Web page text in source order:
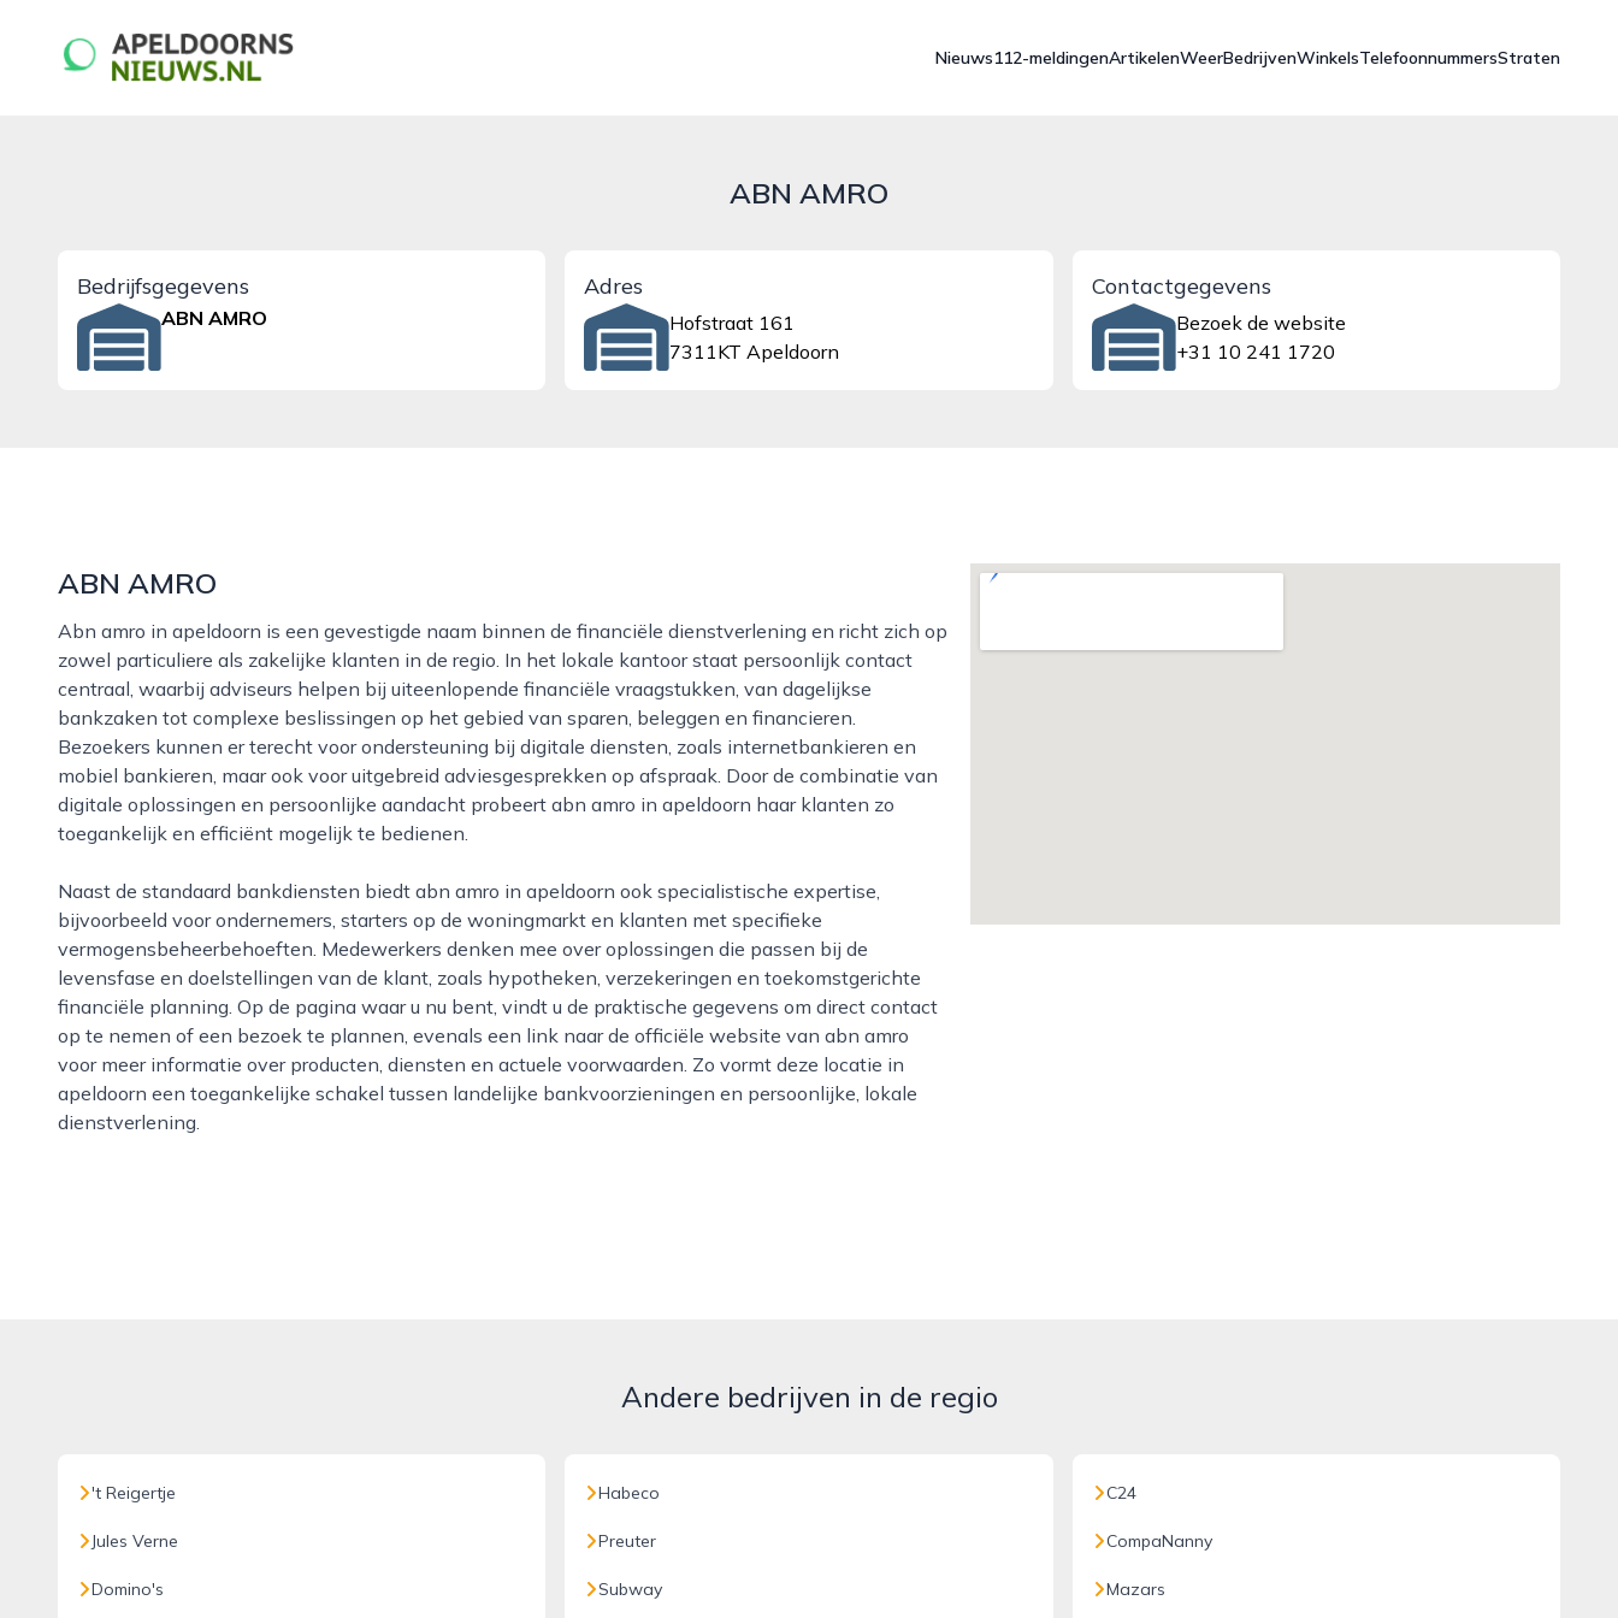
apeldoornsnieuws.nl
Nieuws112-meldingenArtikelenWeerBedrijvenWinkelsTelefoonnummersStraten
ABN AMRO
Bedrijfsgegevens
ABN AMRO
Adres
Hofstraat 161
7311KT Apeldoorn
Contactgegevens
Bezoek de website
+31 10 241 1720
ABN AMRO
Abn amro in apeldoorn is een gevestigde naam binnen de financiële dienstverlening en richt zich op
zowel particuliere als zakelijke klanten in de regio. In het lokale kantoor staat persoonlijk contact
centraal, waarbij adviseurs helpen bij uiteenlopende financiële vraagstukken, van dagelijkse
bankzaken tot complexe beslissingen op het gebied van sparen, beleggen en financieren.
Bezoekers kunnen er terecht voor ondersteuning bij digitale diensten, zoals internetbankieren en
mobiel bankieren, maar ook voor uitgebreid adviesgesprekken op afspraak. Door de combinatie van
digitale oplossingen en persoonlijke aandacht probeert abn amro in apeldoorn haar klanten zo
toegankelijk en efficiënt mogelijk te bedienen.
Naast de standaard bankdiensten biedt abn amro in apeldoorn ook specialistische expertise,
bijvoorbeeld voor ondernemers, starters op de woningmarkt en klanten met specifieke
vermogensbeheerbehoeften. Medewerkers denken mee over oplossingen die passen bij de
levensfase en doelstellingen van de klant, zoals hypotheken, verzekeringen en toekomstgerichte
financiële planning. Op de pagina waar u nu bent, vindt u de praktische gegevens om direct contact
op te nemen of een bezoek te plannen, evenals een link naar de officiële website van abn amro
voor meer informatie over producten, diensten en actuele voorwaarden. Zo vormt deze locatie in
apeldoorn een toegankelijke schakel tussen landelijke bankvoorzieningen en persoonlijke, lokale
dienstverlening.
Andere bedrijven in de regio
't Reigertje
Jules Verne
Domino's
Habeco
Preuter
Subway
C24
CompaNanny
Mazars